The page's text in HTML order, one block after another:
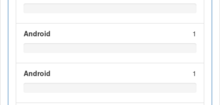
Android 1
Android 1